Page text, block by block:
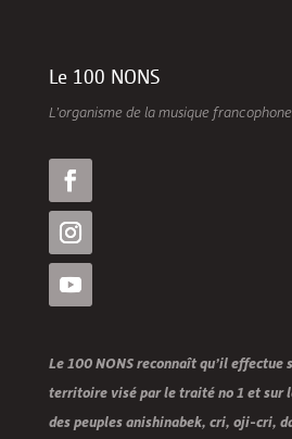
Le 100 NONS
L’organisme de la musique
Le 100 NONS reconnaît qu’il effectue
territoire visé par le traité no 1 et sur
des peuples anishinabek, cri, oji-cri,